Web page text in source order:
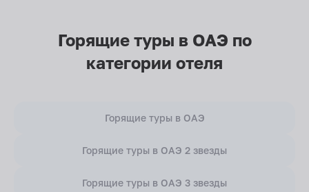
Горящие туры в ОАЭ по
категории отеля
Горящие туры в ОАЭ
Горящие туры в ОАЭ 2 звезды
Горящие туры в ОАЭ 3 звезды